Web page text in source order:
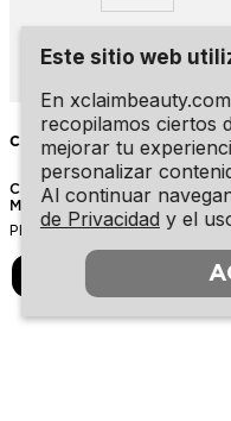
Este sitio web
En
recopilamos ciertos
mejorar tu
personalizar
Al continuar
de Privacidad y el
CLINIQUE
Clinique Dramatically Different
Moisturizing Lotion + SPF 50
PRECIO REGULAR: $ 43 .